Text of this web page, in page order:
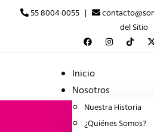
55 8004 0055 |
del Sitio
Inicio
Nosotros
Nuestra Historia
¿Quiénes Somos?